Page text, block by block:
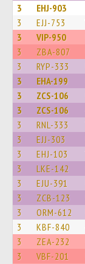
3 EHJ-903
3 EJJ-753
3 VIP-950
3 ZBA-807
3 RYP-333
3 EHA-199
3 ZCS-106
3 ZCS-106
3 RNL-333
3 EJJ-303
3 EHJ-103
3 LKE-142
3 EJU-391
3 ZCB-123
3 ORM-612
3 KBF-840
3 ZEA-232
3 VBF-201